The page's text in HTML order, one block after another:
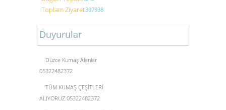
Toplam Ziyaret397938
Duyurular
Düzce Kumaş Alanlar
05322482372
TÜM KUMAŞ ÇEŞİTLERİ
ALIYORUZ 05322482372